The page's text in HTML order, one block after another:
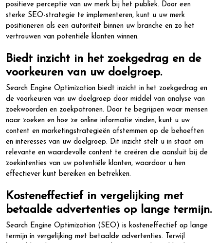
positieve perceptie van uw merk bij het publiek. Door een
sterke SEO-strategie te implementeren, kunt u uw merk
positioneren als een autoriteit binnen uw branche en zo het
vertrouwen van potentiële klanten winnen.
Biedt inzicht in het zoekgedrag en de
voorkeuren van uw doelgroep.
Search Engine Optimization biedt inzicht in het zoekgedrag en
de voorkeuren van uw doelgroep door middel van analyse van
zoekwoorden en zoekpatronen. Door te begrijpen waar mensen
naar zoeken en hoe ze online informatie vinden, kunt u uw
content en marketingstrategieën afstemmen op de behoeften
en interesses van uw doelgroep. Dit inzicht stelt u in staat om
relevante en waardevolle content te creëren die aansluit bij de
zoekintenties van uw potentiële klanten, waardoor u hen
effectiever kunt bereiken en betrekken.
Kosteneffectief in vergelijking met
betaalde advertenties op lange termijn.
Search Engine Optimization (SEO) is kosteneffectief op lange
termijn in vergelijking met betaalde advertenties. Terwijl